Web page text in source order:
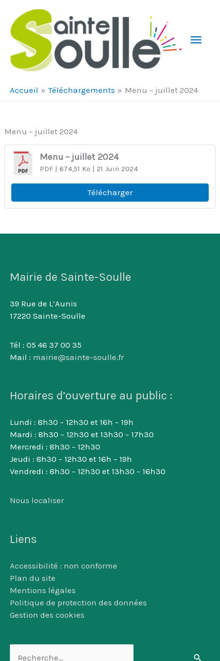
Accueil Téléchargements Menu – juillet 2024
Menu – juillet 2024
Menu – juillet 2024
PDF| 674,51 Ko | 21 Juin 2024
Télécharger
Mairie de Sainte-Soulle
39 Rue de L’Aunis
17220 Sainte-Soulle
Tél : 05 46 37 00 35
Mail : mairie@sainte-soulle.fr
Horaires d’ouverture au public :
Lundi : 8h30 – 12h30 et 16h – 19h
Mardi : 8h30 – 12h30 et 13h30 – 17h30
Mercredi : 8h30 – 12h30
Jeudi : 8h30 – 12h30 et 16h – 19h
Vendredi : 8h30 – 12h30 et 13h30 – 16h30
Nous localiser
Liens
Accessibilité : non conforme
Plan du site
Mentions légales
Politique de protection des données
Gestion des cookies